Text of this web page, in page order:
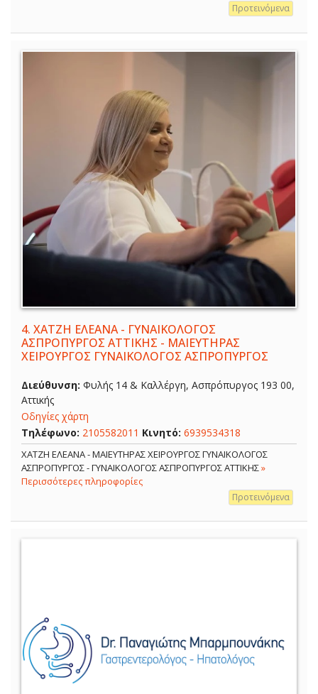
Προτεινόμενα
4. ΧΑΤΖΗ ΕΛΕΑΝΑ - ΓΥΝΑΙΚΟΛΟΓΟΣ
ΑΣΠΡΟΠΥΡΓΟΣ ΑΤΤΙΚΗΣ - ΜΑΙΕΥΤΗΡΑΣ
ΧΕΙΡΟΥΡΓΟΣ ΓΥΝΑΙΚΟΛΟΓΟΣ ΑΣΠΡΟΠΥΡΓΟΣ
Διεύθυνση: Φυλής 14 & Καλλέργη, Ασπρόπυργος 193 00,
Αττικής
Οδηγίες χάρτη
Τηλέφωνο: 2105582011 Κινητό: 6939534318
ΧΑΤΖΗ ΕΛΕΑΝΑ - ΜΑΙΕΥΤΗΡΑΣ ΧΕΙΡΟΥΡΓΟΣ ΓΥΝΑΙΚΟΛΟΓΟΣ
ΑΣΠΡΟΠΥΡΓΟΣ - ΓΥΝΑΙΚΟΛΟΓΟΣ ΑΣΠΡΟΠΥΡΓΟΣ ΑΤΤΙΚΗΣ»
Περισσότερες πληροφορίες
Προτεινόμενα